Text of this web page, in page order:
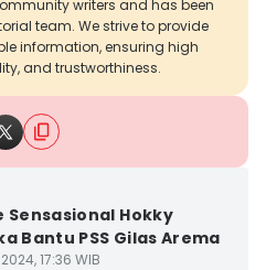
writers and has been
team. We strive to provide
information, ensuring high
and trustworthiness.
Sensasional Hokky
Bantu PSS Gilas Arema
17:36 WIB